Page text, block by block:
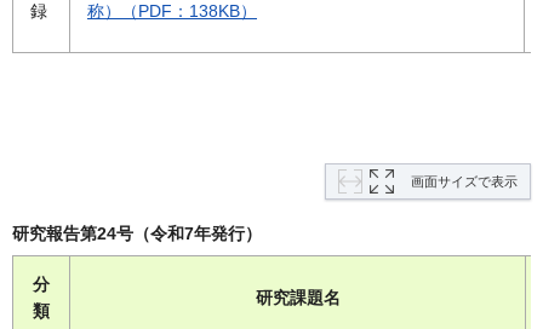
録
称）（PDF：138KB）
画面サイズで表示
研究報告第24号（令和7年発行）
分
類
研究課題名